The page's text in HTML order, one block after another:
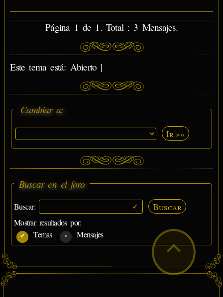
Página 1 de 1. Total : 3 Mensajes.
Este tema está: Abierto |
Cambiar a:
Ir »»
Buscar en el foro
Buscar: Buscar
Mostrar resultados por:
Temas
Mensajes